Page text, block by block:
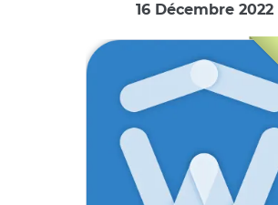
Documentation
16 Décembre 2022